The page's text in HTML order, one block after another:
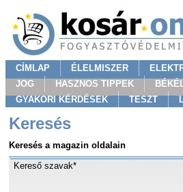
CÍMLAP ÉLELMISZER
JOG
HASZNOS TIPPEK
GYAKORI KÉRDÉSEK
TESZT
Keresés
Keresés a magazin oldalain
Kereső szavak*